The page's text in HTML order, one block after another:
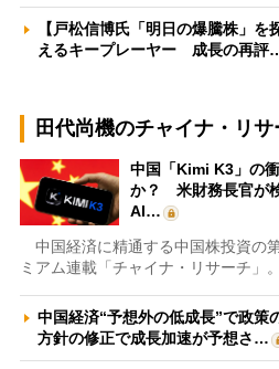
【戸松信博氏「明日の爆騰株」
えるキープレーヤー 成長の再評
田代尚機のチャイナ・リサ
中国「Kimi K3」の
か？ 米財務長官が
AI…
中国経済に精通する中国株投資の
ミアム連載「チャイナ・リサーチ」
中国経済“予想外の低成長”で政
方針の修正で成長加速が予想さ…